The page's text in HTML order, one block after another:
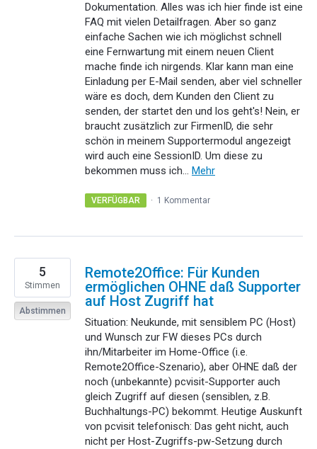
Dokumentation. Alles was ich hier finde ist eine
FAQ mit vielen Detailfragen. Aber so ganz
einfache Sachen wie ich möglichst schnell
eine Fernwartung mit einem neuen Client
mache finde ich nirgends. Klar kann man eine
Einladung per E-Mail senden, aber viel schneller
wäre es doch, dem Kunden den Client zu
senden, der startet den und los geht's! Nein, er
braucht zusätzlich zur FirmenID, die sehr
schön in meinem Supportermodul angezeigt
wird auch eine SessionID. Um diese zu
bekommen muss ich… Mehr
VERFÜGBAR · 1 Kommentar
Remote2Office: Für Kunden
ermöglichen OHNE daß Supporter
auf Host Zugriff hat
Situation: Neukunde, mit sensiblem PC (Host)
und Wunsch zur FW dieses PCs durch
ihn/Mitarbeiter im Home-Office (i.e.
Remote2Office-Szenario), aber OHNE daß der
noch (unbekannte) pcvisit-Supporter auch
gleich Zugriff auf diesen (sensiblen, z.B.
Buchhaltungs-PC) bekommt. Heutige Auskunft
von pcvisit telefonisch: Das geht nicht, auch
nicht per Host-Zugriffs-pw-Setzung durch
5
Stimmen
Abstimmen